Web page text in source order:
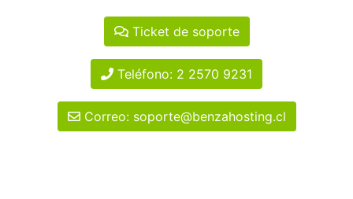
Ticket de soporte
Teléfono: 2 2570 9231
Correo: soporte@benzahosting.cl